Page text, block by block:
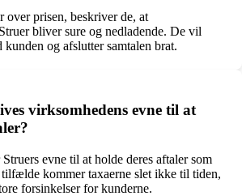
over prisen, beskriver de, at
bliver sure og nedladende. De vil
og afslutter samtalen brat.
virksomhedens evne til at
evne til at holde deres aftaler som
kommer taxaerne slet ikke til tiden,
forsinkelser for kunderne.